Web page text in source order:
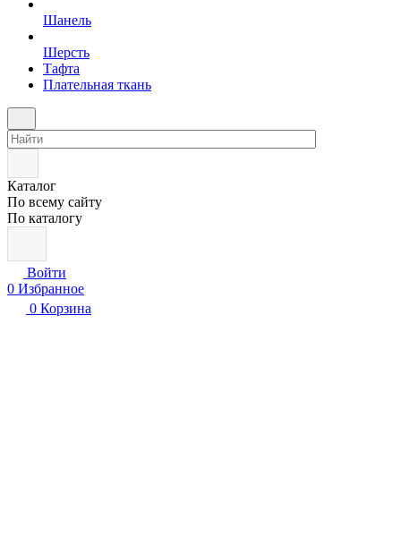
Шанель
Шерсть
Тафта
Плательная ткань
Каталог
По всему сайту
По каталогу
Войти
0 Избранное
0 Корзина